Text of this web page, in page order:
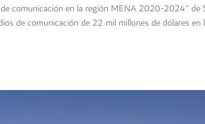
comunicación en la región MENA 2020-2024" de
de comunicación de 22 mil millones de dólares